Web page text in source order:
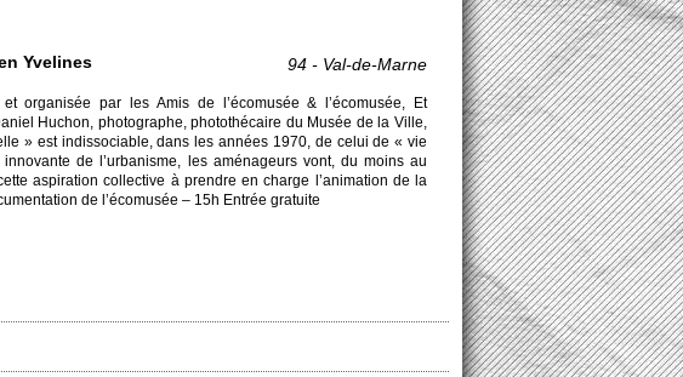
94 - Val-de-Marne
Yvelines
organisée par les Amis de l’écomusée & l’écomusée, Et
Huchon, photographe, photothécaire du Musée de la Ville,
» est indisso­ci­able, dans les années 1970, de celui de « vie
de l’urbanisme, les aménageurs vont, du moins au
aspi­ration co­llective à prendre en charge l’animation de la
de l’écomusée – 15h Entrée gratuite